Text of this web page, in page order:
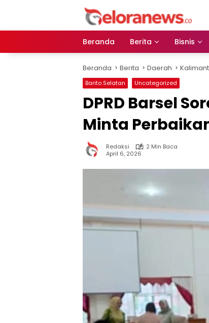
Beranda
Berita Bisnis
Beranda Berita Daerah
Barito Selatan Uncategorized
DPRD Barsel
Minta
Redaksi
2 Min Baca
April 6, 2026